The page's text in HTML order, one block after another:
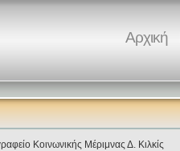
Αρχική
Κοινωνικής Μέριμνας Δ. Κιλκίς